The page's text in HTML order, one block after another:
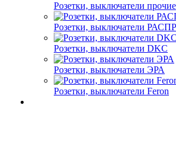
Розетки, выключатели прочие
Розетки, выключатели
Розетки, выключатели DKC
Розетки, выключатели ЭРА
Розетки, выключатели Feron